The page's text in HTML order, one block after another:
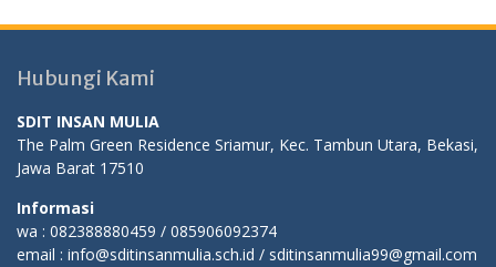
Hubungi Kami
SDIT INSAN MULIA
The Palm Green Residence Sriamur, Kec. Tambun Utara, Bekasi,
Jawa Barat 17510
Informasi
wa : 082388880459 / 085906092374
email : info@sditinsanmulia.sch.id / sditinsanmulia99@gmail.com